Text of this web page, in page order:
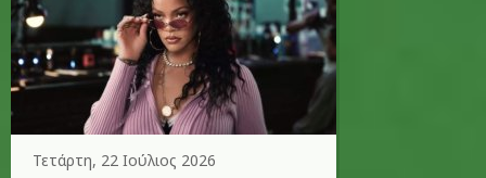
Τετάρτη, 22 Ιούλιος 2026